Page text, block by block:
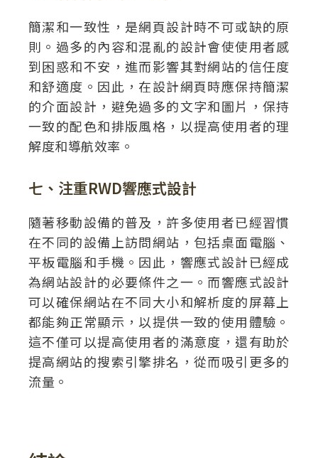
簡潔和一致性，是網頁設計時不可或缺的原
則。過多的內容和混亂的設計會使使用者感
到困惑和不安，進而影響其對網站的信任度
和舒適度。因此，在設計網頁時應保持簡潔
的介面設計，避免過多的文字和圖片，保持
一致的配色和排版風格，以提高使用者的理
解度和導航效率。
七、注重RWD響應式設計
隨著移動設備的普及，許多使用者已經習慣
在不同的設備上訪問網站，包括桌面電腦、
平板電腦和手機。因此，響應式設計已經成
為網站設計的必要條件之一。而響應式設計
可以確保網站在不同大小和解析度的屏幕上
都能夠正常顯示，以提供一致的使用體驗。
這不僅可以提高使用者的滿意度，還有助於
提高網站的搜索引擎排名，從而吸引更多的
流量。